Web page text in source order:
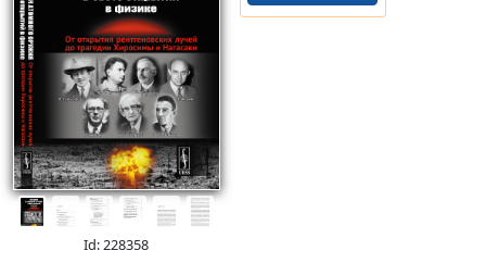
Id: 228358